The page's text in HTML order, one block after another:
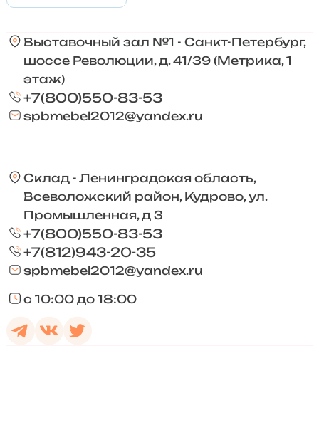
Выставочный зал №1 - Санкт-Петербург,
шоссе Революции, д. 41/39 (Метрика, 1
этаж)
+7(800)550-83-53
spbmebel2012@yandex.ru
Склад - Ленинградская область,
Всеволожский район, Кудрово, ул.
Промышленная, д 3
+7(800)550-83-53
+7(812)943-20-35
spbmebel2012@yandex.ru
с 10:00 до 18:00